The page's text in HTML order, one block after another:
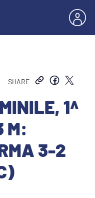
SHARE
1^
M:
3-2